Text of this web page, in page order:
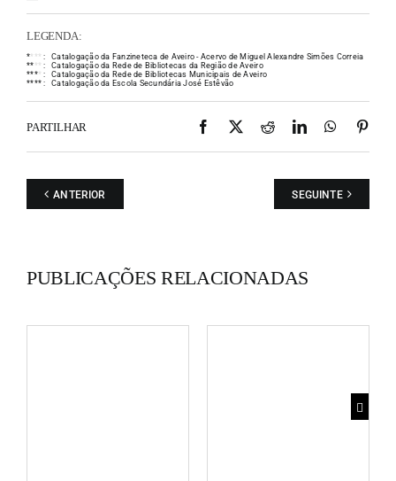
LEGENDA:
** * * :
Catalogação da Fanzineteca de Aveiro - Acervo de Miguel Alexandre Simões Correia
** * * :
Catalogação da Rede de Bibliotecas da Região de Aveiro
**** :
Catalogação da Rede de Bibliotecas Municipais de Aveiro
**** : Catalogação da Escola Secundária José Estêvão
PARTILHAR Facebook
X RedditLinkedIn
ANTERIOR SEGUINTE
PUBLICAÇÕES RELACIONADAS